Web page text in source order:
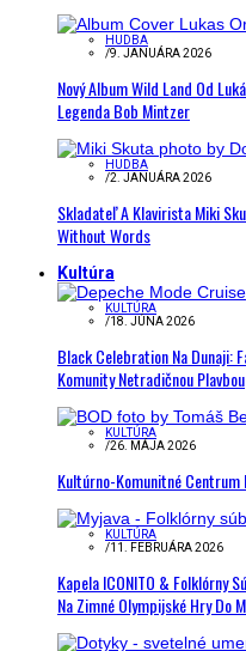
HUDBA
/9. JANUÁRA 2026
Nový Album Wild Land Od
Legenda Bob Mintzer
HUDBA
/2. JANUÁRA 2026
Skladateľ A Klavirista Miki
Without Words
Kultúra
KULTÚRA
/18. JÚNA 2026
Black Celebration Na Dunaji:
Komunity Netradičnou Plavbou
KULTÚRA
/26. MÁJA 2026
Kultúrno-Komunitné Centrum
KULTÚRA
/11. FEBRUÁRA 2026
Kapela ICONITO & Folklórny
Na Zimné Olympijské Hry Do